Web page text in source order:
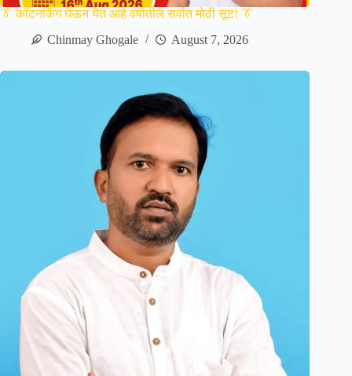
👔 कॉटनकिंग घेऊन येत आहे वर्षातील सर्वात मोठी सूट! 👔
Chinmay Ghogale
August 7, 2026